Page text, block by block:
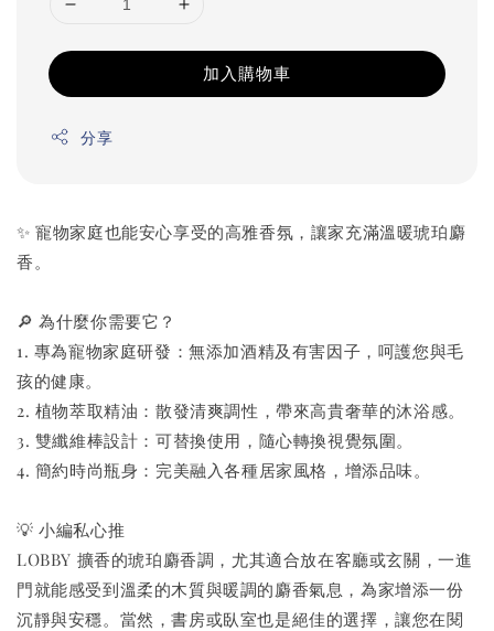
加入購物車
分享
✨ 寵物家庭也能安心享受的高雅香氛，讓家充滿溫暖琥珀麝
香。
🔎 為什麼你需要它？
1. 專為寵物家庭研發：無添加酒精及有害因子，呵護您與毛
孩的健康。
2. 植物萃取精油：散發清爽調性，帶來高貴奢華的沐浴感。
3. 雙纖維棒設計：可替換使用，隨心轉換視覺氛圍。
4. 簡約時尚瓶身：完美融入各種居家風格，增添品味。
💡 小編私心推
LOBBY 擴香的琥珀麝香調，尤其適合放在客廳或玄關，一進
門就能感受到溫柔的木質與暖調的麝香氣息，為家增添一份
沉靜與安穩。當然，書房或臥室也是絕佳的選擇，讓您在閱